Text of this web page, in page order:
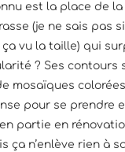
est la place de la
(je ne sais pas
vu la taille) qui
? Ses contours
mosaïques
pour se prendre
partie en
ça n’enlève rien à